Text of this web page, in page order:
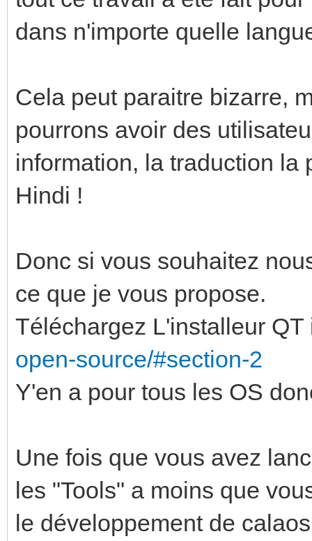
dans n'importe quelle
Cela peut paraitre bizarre,
pourrons avoir des
information, la traduction la
Hindi !
Donc si vous souhaitez
ce que je vous propose.
Téléchargez L'installeur
open-source/#section-2
Y'en a pour tous les OS
Une fois que vous avez
les "Tools" a moins que
le développement de